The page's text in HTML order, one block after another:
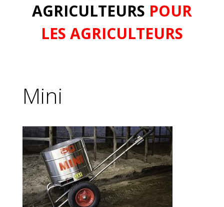
AGRICULTEURS POUR
LES AGRICULTEURS
Mini